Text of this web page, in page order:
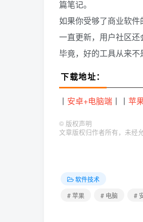
篇笔记。
如果你受够了商业软
一直更新，用户社区还
毕竟，好的工具从来不
下载地址：
丨 安卓+电脑端 丨丨 苹
© 版权声明
文章版权归作者所有，未经
软件技术
# 苹果
# 电脑 #